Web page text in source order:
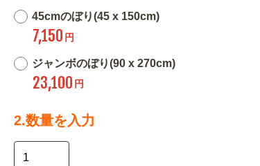
45cmのぼり(45 x 150cm)
7,150 円
ジャンボのぼり(90 x 270cm)
23,100 円
2.数量を入力